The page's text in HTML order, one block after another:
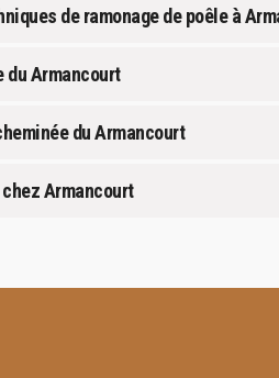
de ramonage de poêle à
du Armancourt
du Armancourt
Armancourt